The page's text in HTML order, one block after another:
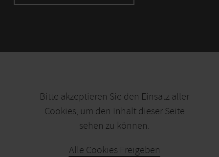
Bitte akzeptieren Sie den Einsatz aller
Cookies, um den Inhalt dieser Seite
sehen zu können.
Alle Cookies Freigeben